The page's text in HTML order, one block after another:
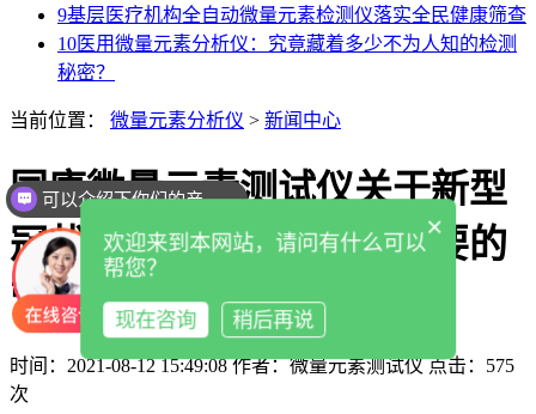
9基层医疗机构全自动微量元素检测仪落实全民健康筛查
10医用微量元素分析仪：究竟藏着多少不为人知的检测
秘密？
当前位置： 微量元素分析仪 > 新闻中心
国康微量元素测试仪关于新型
冠状病毒的预防重点和必要的
营养补充的科普知识
时间：2021-08-12 15:49:08 作者：微量元素测试仪 点击： 575
次
可以介绍下你们的产品么
×
欢迎来到本网站，请问有什么可以
帮您？
现在咨询 稍后再说